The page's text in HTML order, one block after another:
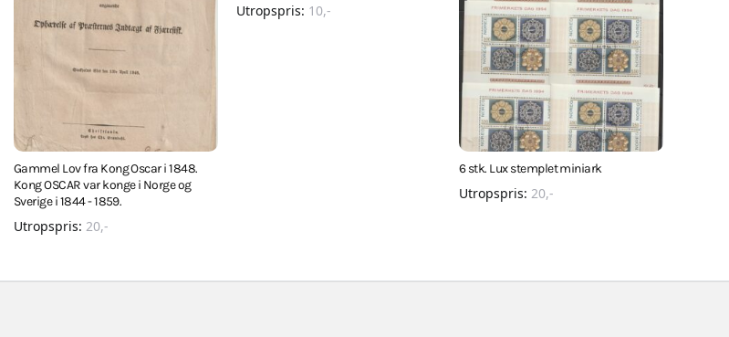
Gammel Lov fra Kong Oscar i 1848.
Kong OSCAR var konge i Norge og
Sverige i 1844 - 1859.
Utropspris: 20,-
Utropspris: 10,-
6 stk. Lux stemplet miniark
Utropspris: 20,-